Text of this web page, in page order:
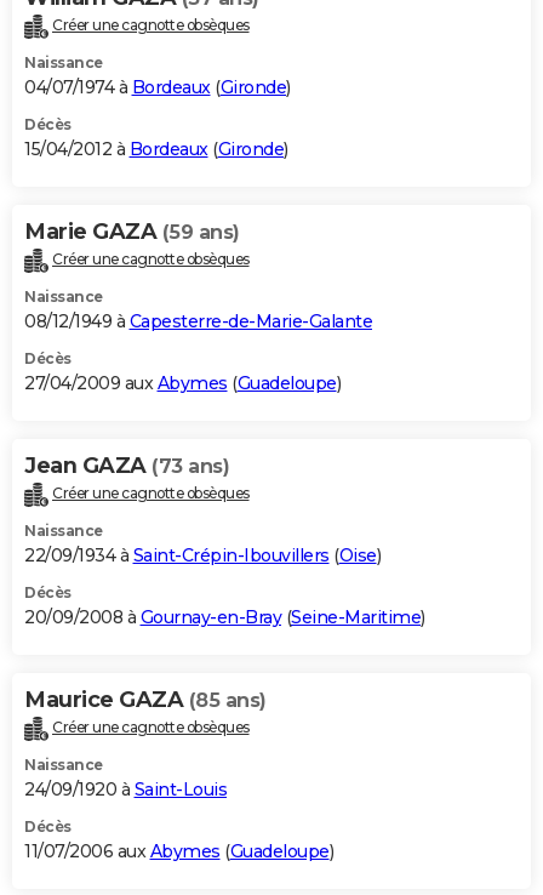
Créer une cagnotte obsèques
Naissance
04/07/1974 à Bordeaux(Gironde)
Décès
15/04/2012 à Bordeaux(Gironde)
Marie GAZA (59 ans)
Créer une cagnotte obsèques
Naissance
08/12/1949 à Capesterre-de-Marie-Galante
Décès
27/04/2009 auxAbymes (Guadeloupe)
Jean GAZA (73 ans)
Créer une cagnotte obsèques
Naissance
22/09/1934 à Saint-Crépin-Ibouvillers (Oise)
Décès
20/09/2008 à Gournay-en-Bray(Seine-Maritime)
Maurice GAZA (85 ans)
Créer une cagnotte obsèques
Naissance
24/09/1920 à Saint-Louis
Décès
11/07/2006 auxAbymes (Guadeloupe)